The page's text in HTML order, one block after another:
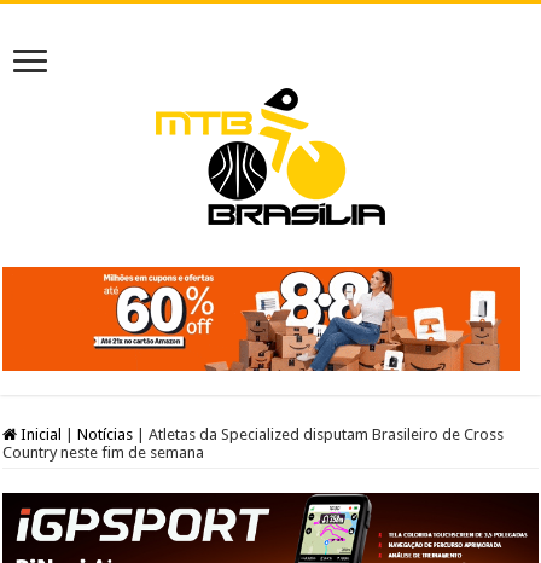
Inicial Notícias
Atletas da Specialized disputam Brasileiro de Cross
Country neste fim de semana